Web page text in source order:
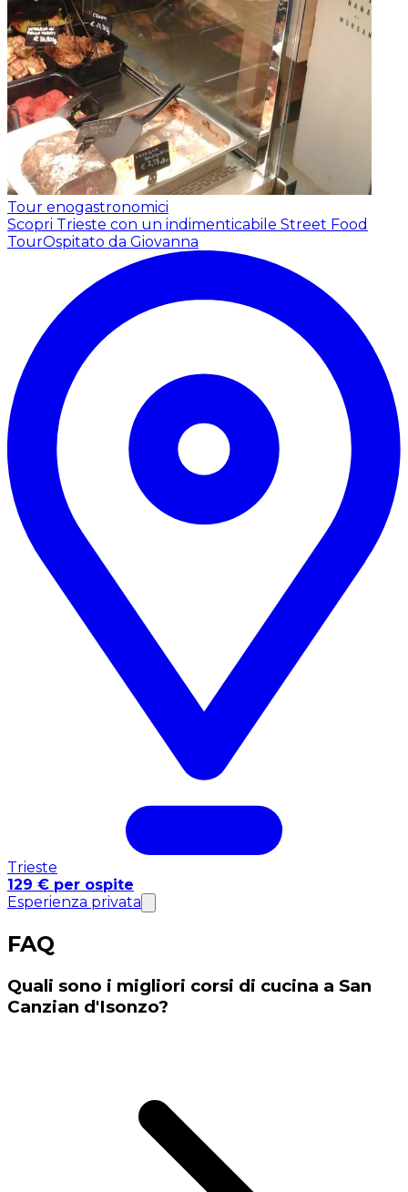
Tour enogastronomici
Scopri Trieste con un indimenticabile Street Food
TourOspitato da Giovanna
Trieste
129 € per ospite
Esperienza privata
FAQ
Quali sono i migliori corsi di cucina a San
Canzian d'Isonzo?